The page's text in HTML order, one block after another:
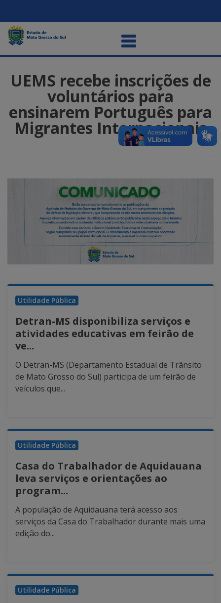
UEMS recebe inscrições de
voluntários para
ensinarem Português para
Migrantes Internacionais
Utilidade Pública
Detran-MS disponibiliza serviços e
atividades educativas em feirão de
ve...
O Detran-MS (Departamento Estadual de Trânsito
de Mato Grosso do Sul) participa de um feirão de
veículos que...
Utilidade Pública
Casa do Trabalhador de Aquidauana
leva serviços e orientações ao
program...
A população de Aquidauana terá acesso aos
serviços da Casa do Trabalhador durante mais uma
edição do...
Utilidade Pública